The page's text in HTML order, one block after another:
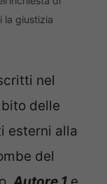
la giustizia
nel
delle
esterni alla
del